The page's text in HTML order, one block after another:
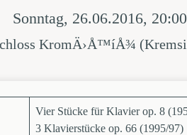
Sonntag, 26.06.2016,
KromÄ›Å™íÅ¾
Vier Stücke für Klavier op. 8
3 Klavierstücke op. 66 (1995/97)